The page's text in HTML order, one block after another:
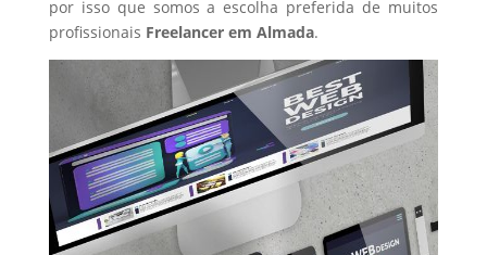
por isso que somos a escolha preferida de muitos
profissionais Freelancerem Almada.